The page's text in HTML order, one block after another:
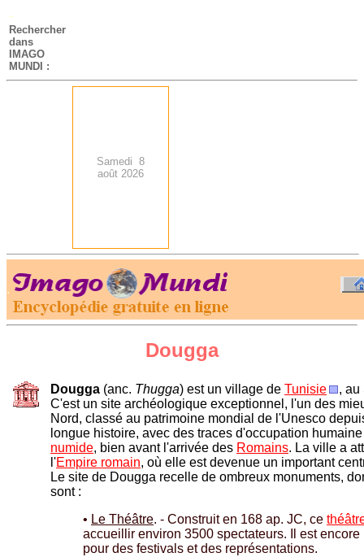
-
Rechercher
dans
IMAGO
MUNDI :
Samedi 8
août 2026
.
Dougga
Dougga (anc. Thugga) est un village de Tunisie
, au
C'est un site archéologique exceptionnel, l'un des
Nord, classé au patrimoine mondial de l'Unesco
longue histoire, avec des traces d'occupation
numide, bien avant l'arrivée des Romains. La ville a
l'Empire romain, où elle est devenue un important
Le site de Dougga recelle de ombreux monuments,
sont :
• Le Théâtre. - Construit en 168 ap. JC, ce
accueillir environ 3500 spectateurs. Il est
pour des festivals et des représentations.